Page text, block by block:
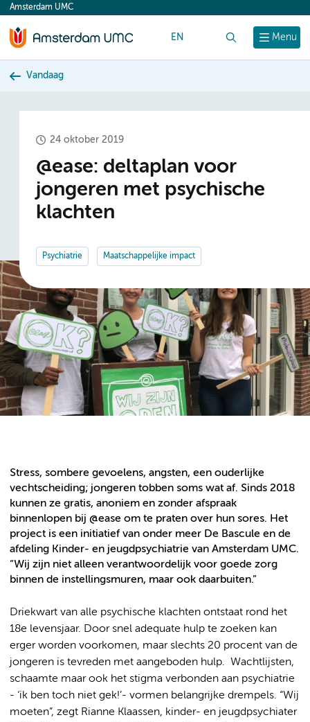
content
Menu
Amsterdam UMC
EN
Vandaag
24 oktober 2019
@ease: deltaplan voor
jongeren met psychische
klachten
Psychiatrie Maatschappelijke impact
Stress, sombere gevoelens, angsten, een ouderlijke
vechtscheiding; jongeren tobben soms wat af. Sinds 2018
kunnen ze gratis, anoniem en zonder afspraak
binnenlopen bij @ease om te praten over hun sores. Het
project is een initiatief van onder meer De Bascule en de
afdeling Kinder- en jeugdpsychiatrie van Amsterdam UMC.
“Wij zijn niet alleen verantwoordelijk voor goede zorg
binnen de instellingsmuren, maar ook daarbuiten.”
Driekwart van alle psychische klachten ontstaat rond het
18e levensjaar. Door snel adequate hulp te zoeken kan
erger worden voorkomen, maar slechts 20 procent van de
jongeren is tevreden met aangeboden hulp. Wachtlijsten,
schaamte maar ook het stigma verbonden aan psychiatrie
- ‘ik ben toch niet gek!’- vormen belangrijke drempels. “Wij
moeten”, zegt Rianne Klaassen, kinder- en jeugdpsychiater